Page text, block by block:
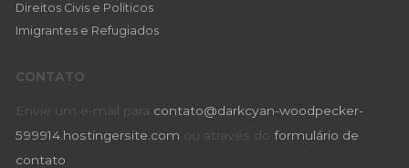
Direitos Civis e Políticos
Imigrantes e Refugiados
CONTATO
Envie um e-mail para contato@darkcyan-woodpecker-
599914.hostingersite.com ou através do formulário de
contato